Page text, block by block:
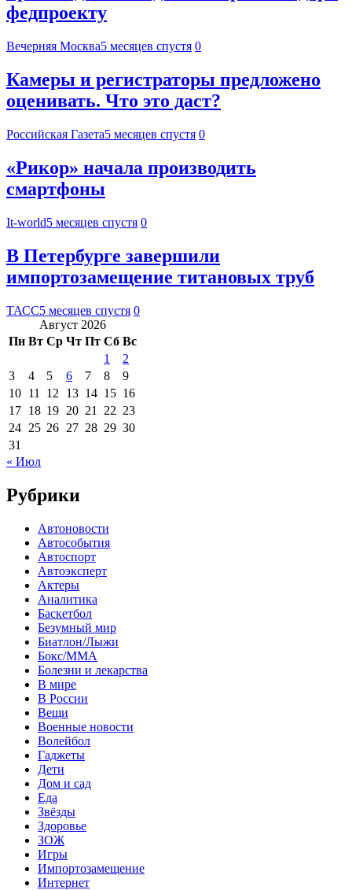
федпроекту
Вечерняя Москва5 месяцев спустя 0
Камеры и регистраторы предложено
оценивать. Что это даст?
Российская Газета5 месяцев спустя 0
«Рикор» начала производить
смартфоны
It-world5 месяцев спустя 0
В Петербурге завершили
импортозамещение титановых труб
ТАСС5 месяцев спустя 0
Август 2026
Пн Вт Ср Чт Пт Сб Вс
1
2
3
4 5 6 7 8
9
10 11 12 13 14 15 16
17 18 19 20 21 22 23
24 25 26 27 28 29 30
31
« Июл
Рубрики
Автоновости
Автособытия
Автоспорт
Автоэксперт
Актеры
Аналитика
Баскетбол
Безумный мир
Биатлон/Лыжи
Бокс/MMA
Болезни и лекарства
В мире
В России
Вещи
Военные новости
Волейбол
Гаджеты
Дети
Дом и сад
Еда
Звёзды
Здоровье
ЗОЖ
Игры
Импортозамещение
Интернет